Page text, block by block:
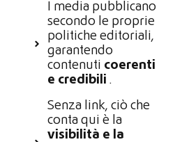
I media pubblicano
secondo le proprie
politiche editoriali,
garantendo
contenuti coerenti
e credibili .
Senza link, ciò che
conta qui è la
visibilità e la